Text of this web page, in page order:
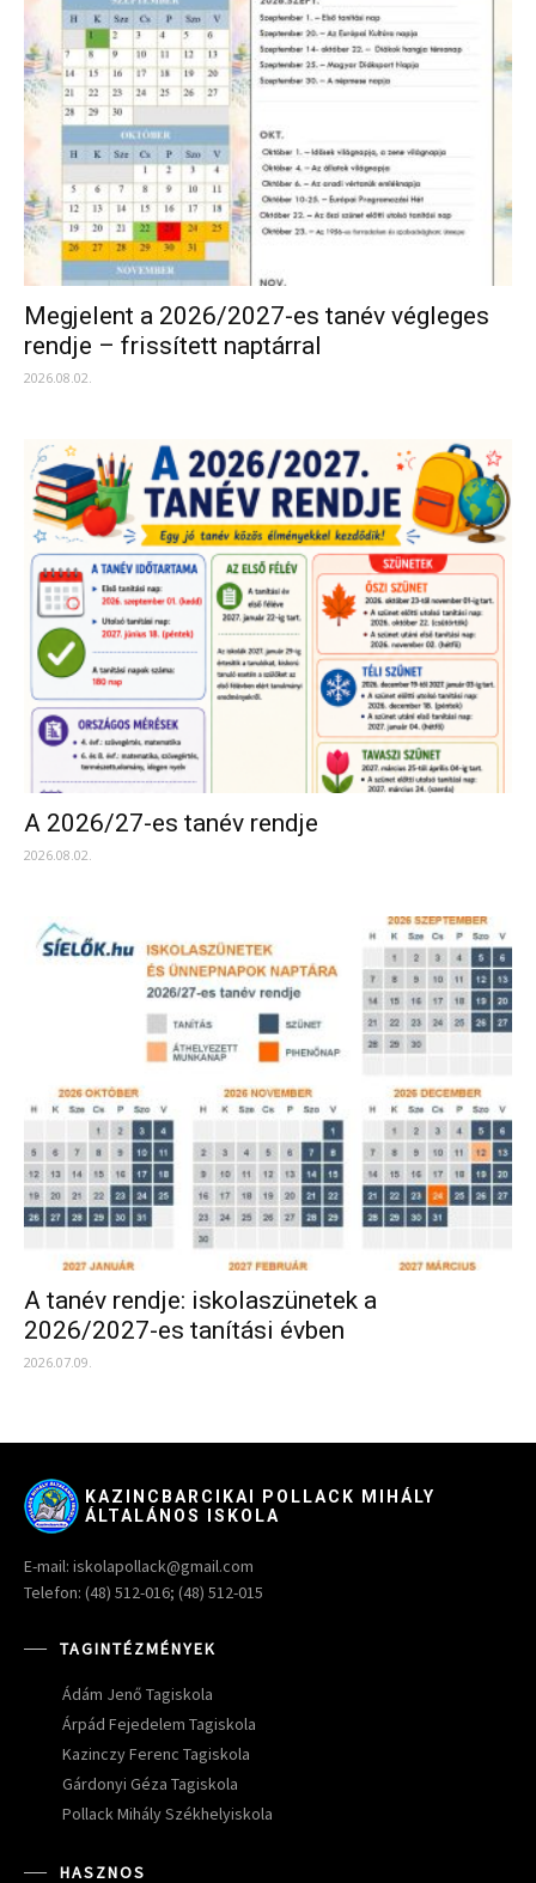
Megjelent a 2026/2027-es tanév végleges
rendje – frissített naptárral
2026.08.02.
A 2026/27-es tanév rendje
2026.08.02.
A tanév rendje: iskolaszünetek a
2026/2027-es tanítási évben
2026.07.09.
KAZINCBARCIKAI POLLACK MIHÁLY
ÁLTALÁNOS ISKOLA
E-mail: iskolapollack@gmail.com
Telefon: (48) 512-016; (48) 512-015
TAGINTÉZMÉNYEK
Ádám Jenő Tagiskola
Árpád Fejedelem Tagiskola
Kazinczy Ferenc Tagiskola
Gárdonyi Géza Tagiskola
Pollack Mihály Székhelyiskola
HASZNOS